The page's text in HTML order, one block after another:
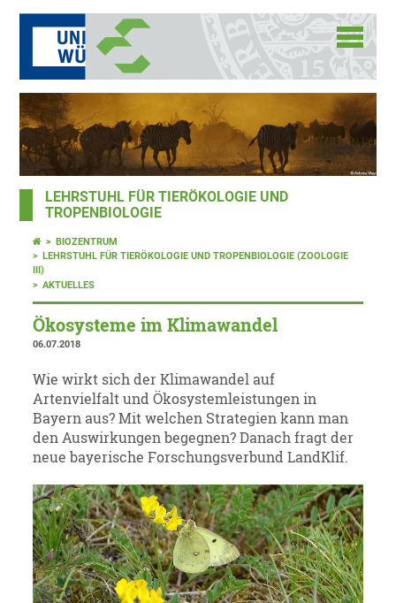
LEHRSTUHL FÜR TIERÖKOLOGIE UND
TROPENBIOLOGIE
BIOZENTRUM
LEHRSTUHL FÜR TIERÖKOLOGIE UND TROPENBIOLOGIE (ZOOLOGIE
III)
AKTUELLES
Ökosysteme im Klimawandel
06.07.2018
Wie wirkt sich der Klimawandel auf
Artenvielfalt und Ökosystemleistungen in
Bayern aus? Mit welchen Strategien kann man
den Auswirkungen begegnen? Danach fragt der
neue bayerische Forschungsverbund LandKlif.